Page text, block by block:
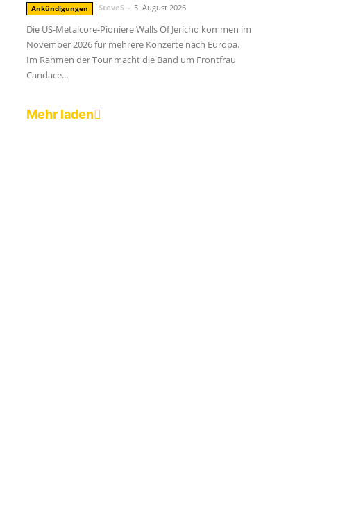
Ankündigungen SteveS - 5. August 2026
Die US-Metalcore-Pioniere Walls Of Jericho kommen im
November 2026 für mehrere Konzerte nach Europa.
Im Rahmen der Tour macht die Band um Frontfrau
Candace...
Mehr laden